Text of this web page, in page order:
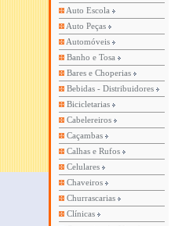
Auto Escola
Auto Peças
Automóveis
Banho e Tosa
Bares e Choperias
Bebidas - Distribuidores
Bicicletarias
Cabelereiros
Caçambas
Calhas e Rufos
Celulares
Chaveiros
Churrascarias
Clínicas